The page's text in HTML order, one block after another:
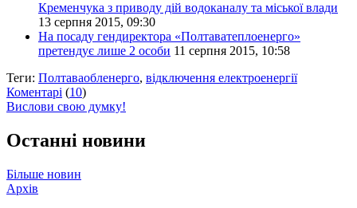
Кременчука з приводу дій водоканалу та міської влади
13 серпня 2015, 09:30
На посаду гендиректора «Полтаватеплоенерго»
претендує лише 2 особи 11 серпня 2015, 10:58
Теги: Полтаваобленерго, відключення електроенергії
Коментарі (10)
Вислови свою думку!
Останні новини
Більше новин
Архів